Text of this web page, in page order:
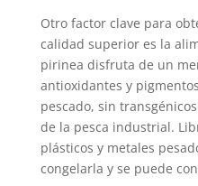
Otro factor clave para
calidad superior es la
pirinea disfruta de un
antioxidantes y
pescado, sin
de la pesca industrial.
plásticos y metales
congelarla y se puede